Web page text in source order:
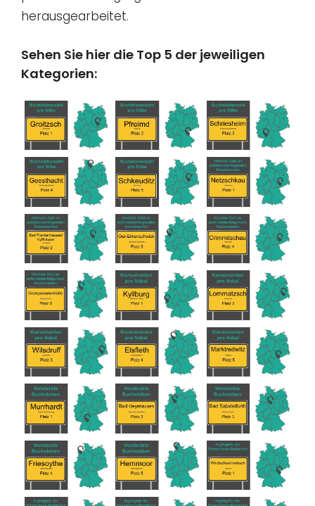
herausgearbeitet.
Sehen Sie hier die Top 5 der jeweiligen
Kategorien: